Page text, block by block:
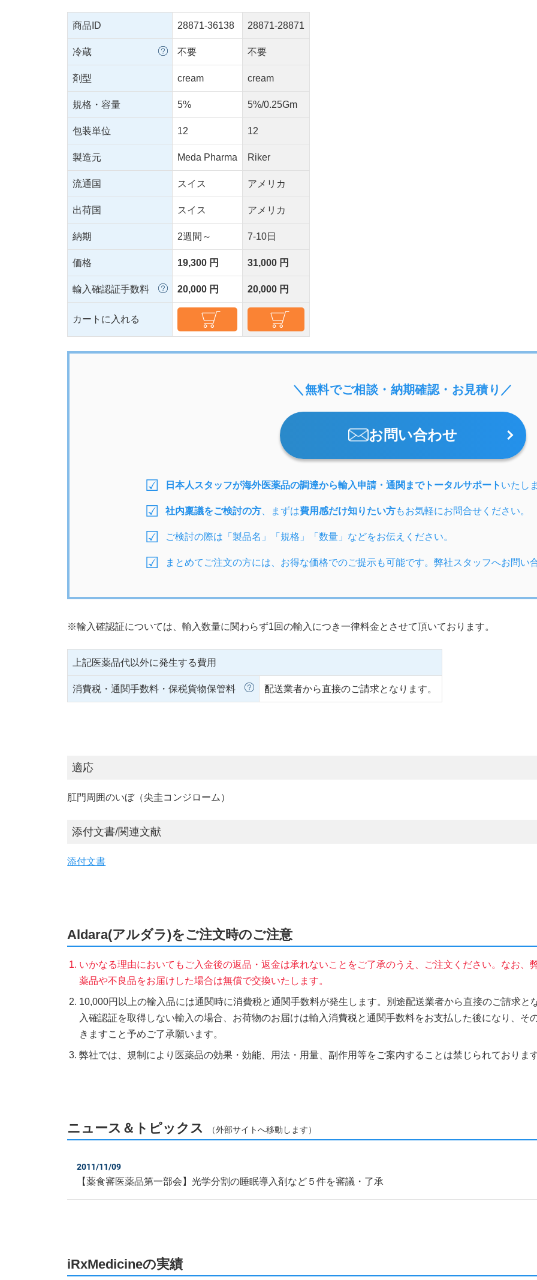
商品ID 28871-36138 28871-28871
冷蔵 不要 不要
剤型 cream cream
規格・容量 5% 5%/0.25Gm
包装単位 12 12
製造元 Meda Pharma Riker
流通国 スイス アメリカ
出荷国 スイス アメリカ
納期 2週間～ 7-10日
価格 19,300 円 31,000 円
輸入確認証手数料 20,000 円 20,000 円
カートに入れる
＼無料でご相談・納期確認・お見積り／
お問い合わせ
日本人スタッフが海外医薬品の調達から輸入申請・通関までトータルサポート いたし
社内稟議をご検討の方 、まずは費用感だけ知りたい方もお気軽にお問合せください。
ご検討の際は「製品名」「規格」「数量」などをお伝えください。
まとめてご注文の方には、お得な価格でのご提示も可能です。弊社スタッフへお問い
※輸入確認証については、輸入数量に関わらず1回の輸入につき一律料金とさせて頂いております。
上記医薬品代以外に発生する費用
消費税・通関手数料・保税貨物保管料 配送業者から直接のご請求となります。
適応
肛門周囲のいぼ（尖圭コンジローム）
添付文書/関連文献
添付文書
Aldara(アルダラ)をご注文時のご注意
いかなる理由においてもご入金後の返品・返金は承れないことをご了承のうえ、ご注文ください。なお、
薬品や不良品をお届けした場合は無償で交換いたします。
10,000円以上の輸入品には通関時に消費税と通関手数料が発生します。別途配送業者から直接のご請求
入確認証を取得しない輸入の場合、お荷物のお届けは輸入消費税と通関手数料をお支払した後になり、そ
きますこと予めご了承願います。
弊社では、規制により医薬品の効果・効能、用法・用量、副作用等をご案内することは禁じられております
ニュース＆トピックス （外部サイトへ移動します）
2011/11/09
【薬食審医薬品第一部会】光学分割の睡眠導入剤など５件を審議・了承
iRxMedicineの実績